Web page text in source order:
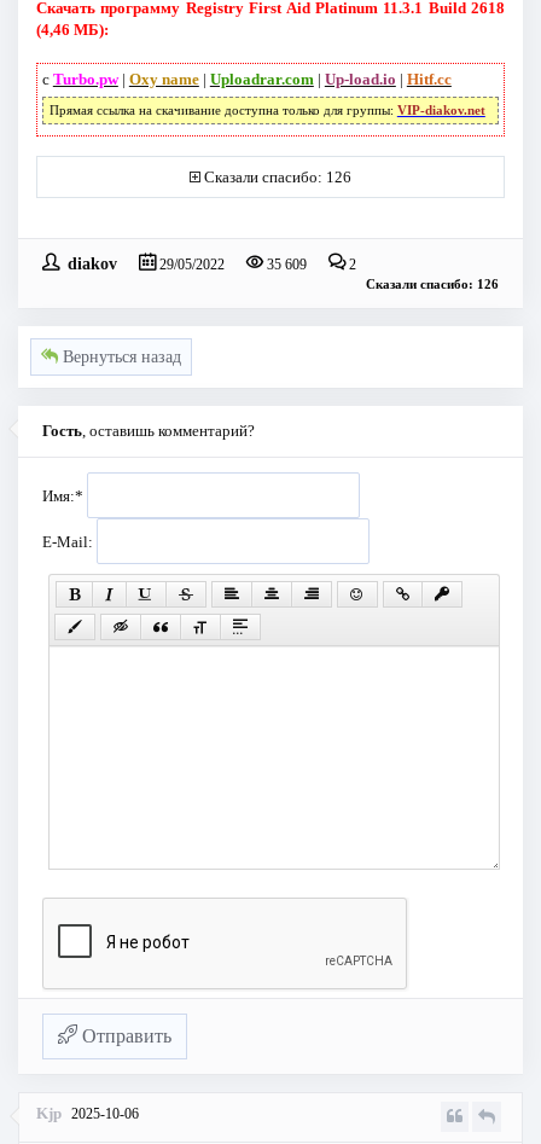
Скачать программу Registry First Aid Platinum 11.3.1 Build 2618
(4,46 МБ):
с Turbo.pw| Oxy name| Uploadrar.com | Up-load.io | Hitf.cc
Прямая ссылка на скачивание доступна только для группы: VIP-diakov.net
Сказали спасибо: 126
diakov 29/05/2022 35 609 2
Сказали спасибо: 126
Вернуться назад
Гость , оставишь комментарий?
Имя:*
E-Mail:
Отправить
Kjp 2025-10-06